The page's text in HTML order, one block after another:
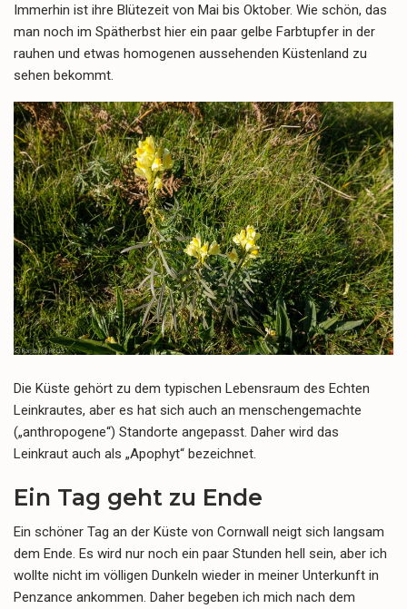
Immerhin ist ihre Blütezeit von Mai bis Oktober. Wie schön, das
man noch im Spätherbst hier ein paar gelbe Farbtupfer in der
rauhen und etwas homogenen aussehenden Küstenland zu
sehen bekommt.
Die Küste gehört zu dem typischen Lebensraum des Echten
Leinkrautes, aber es hat sich auch an menschengemachte
(„anthropogene“) Standorte angepasst. Daher wird das
Leinkraut auch als „Apophyt“ bezeichnet.
Ein Tag geht zu Ende
Ein schöner Tag an der Küste von Cornwall neigt sich langsam
dem Ende. Es wird nur noch ein paar Stunden hell sein, aber ich
wollte nicht im völligen Dunkeln wieder in meiner Unterkunft in
Penzance ankommen. Daher begeben ich mich nach dem